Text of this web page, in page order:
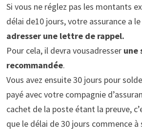
Si vous ne réglez pas les montants
délai de10 jours, votre assurance a
adresser une lettre de rappel.
Pour cela, il devra vousadresserune
recommandée.
Vous avez ensuite 30 jours pour
payé avec votre compagnie
cachet de la poste étant la preuve,
que le délai de 30 jours commence à